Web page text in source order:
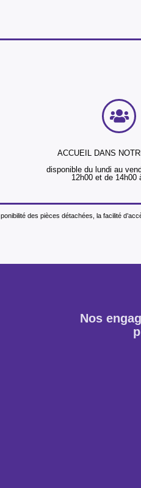
ACCUEIL DANS
disponible du lundi au
12h00 et de 14h00
des pièces détachées, la facilité
Nos